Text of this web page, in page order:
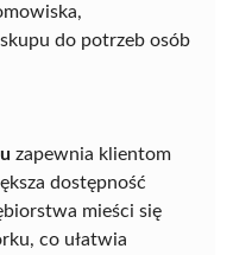
do potrzeb osób
zapewnia klientom
dostępność
mieści się
co ułatwia